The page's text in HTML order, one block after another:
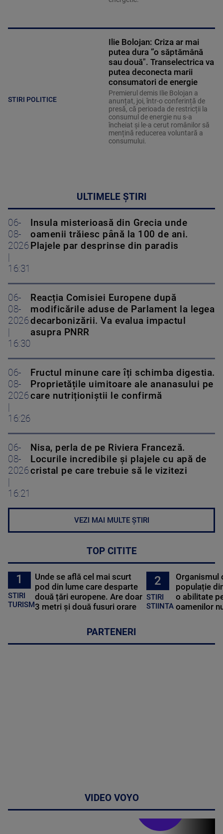
STIRI POLITICE
Ilie Bolojan: Criza ar mai
putea dura ”o săptămână
sau două". Transelectrica va
putea deconecta marii
consumatori de energie
Premierul demis Ilie Bolojan a
anunțat, joi, într-o conferință de
presă, că perioada de restricții la
consumul de energie nu s-a
încheiat și le-a cerut românilor să
mențină reducerea voluntară a
consumului.
ULTIMELE ȘTIRI
06-
08-
2026
|
16:31
Insula misterioasă din Grecia unde
oamenii trăiesc până la 100 de ani.
Plajele par desprinse din paradis
06-
08-
2026
|
16:30
Reacția Comisiei Europene după
modificările aduse de Parlament la legea
decarbonizării. Va evalua impactul
asupra PNRR
06-
08-
2026
|
16:26
Fructul minune care îți schimba digestia.
Proprietățile uimitoare ale ananasului pe
care nutriționiștii le confirmă
06-
08-
2026
|
16:21
Nisa, perla de pe Riviera Franceză.
Locurile incredibile și plajele cu apă de
cristal pe care trebuie să le vizitezi
VEZI MAI MULTE ȘTIRI
TOP CITITE
1
STIRI
TURISM
Unde se află cel mai scurt
pod din lume care desparte
două țări europene. Are doar
3 metri și două fusuri orare
2
STIRI
STIINTA
Organismul
populație
o abilitate
oamenilor
PARTENERI
VIDEO VOYO